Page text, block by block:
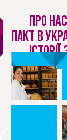
до
основного
вмістуПАКТ В
navigation
ПРО НАС
ІСТОРІЇ